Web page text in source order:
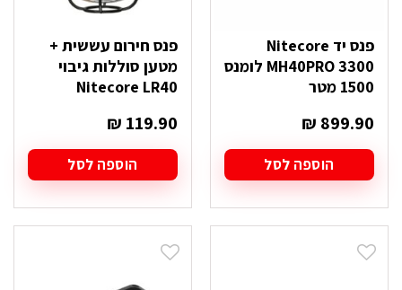
פנס יד Nitecore
MH40PRO 3300 לומנס
1500 מטר
₪ 899.90
הוספה לסל
פנס חירום עששית +
מטען סוללות גיבוי
Nitecore LR40
₪ 119.90
הוספה לסל